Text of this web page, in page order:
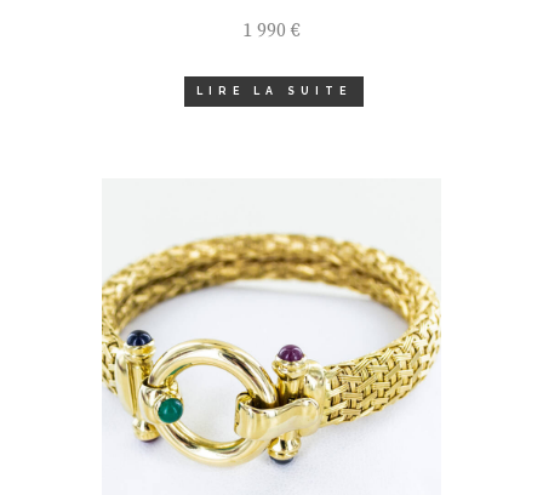
1 990 €
LIRE LA SUITE